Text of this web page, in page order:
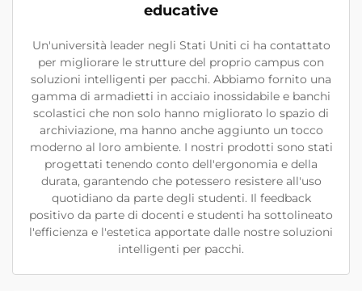
educative
Un'università leader negli Stati Uniti ci ha contattato
per migliorare le strutture del proprio campus con
soluzioni intelligenti per pacchi. Abbiamo fornito una
gamma di armadietti in acciaio inossidabile e banchi
scolastici che non solo hanno migliorato lo spazio di
archiviazione, ma hanno anche aggiunto un tocco
moderno al loro ambiente. I nostri prodotti sono stati
progettati tenendo conto dell'ergonomia e della
durata, garantendo che potessero resistere all'uso
quotidiano da parte degli studenti. Il feedback
positivo da parte di docenti e studenti ha sottolineato
l'efficienza e l'estetica apportate dalle nostre soluzioni
intelligenti per pacchi.